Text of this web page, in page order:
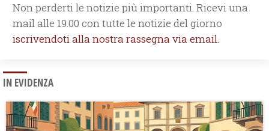
Non perderti le notizie più importanti. Ricevi una
mail alle 19.00 con tutte le notizie del giorno
iscrivendoti alla nostra rassegna via email.
IN EVIDENZA